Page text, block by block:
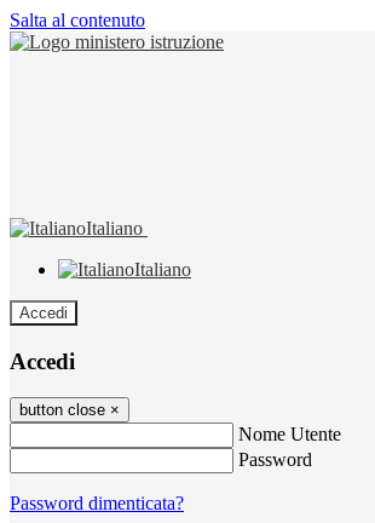
Salta al contenuto
Italiano
Italiano
Accedi
Accedi
button close ×
Nome Utente
Password
Password dimenticata?